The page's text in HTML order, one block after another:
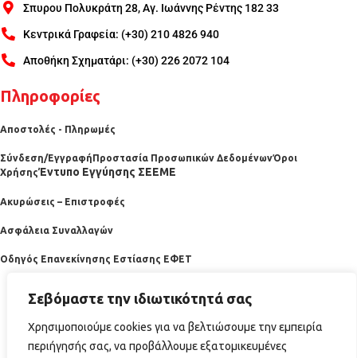
Σεβόμαστε την ιδιωτικότητά σας
Χρησιμοποιούμε cookies για να βελτιώσουμε την εμπειρία
περιήγησής σας, να προβάλλουμε εξατομικευμένες
Σπυρου Πολυκράτη 28, Αγ. Ιωάννης Ρέντης 182 33
Κεντρικά Γραφεία: (+30) 210 4826 940
Αποθήκη Σχηματάρι: (+30) 226 2072 104
Πληροφορίες
Αποστολές - Πληρωμές
Σύνδεση/ΕγγραφήΠροστασία Προσωπικών ΔεδομένωνΌροι
ΧρήσηςΈντυπο Εγγύησης ΣΕΕΜΕ
Ακυρώσεις – Επιστροφές
Ασφάλεια Συναλλαγών
Οδηγός Επανεκίνησης Εστίασης ΕΦΕΤ